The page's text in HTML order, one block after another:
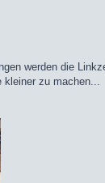
werden die
kleiner zu machen...